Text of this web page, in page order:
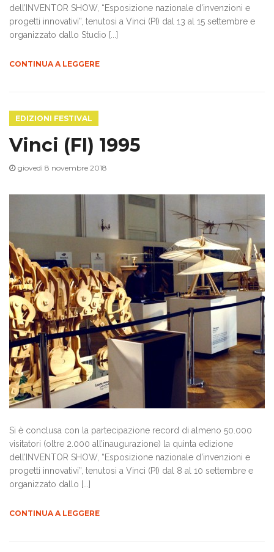
dell’INVENTOR SHOW, “Esposizione nazionale d'invenzioni e
progetti innovativi”, tenutosi a Vinci (PI) dal 13 al 15 settembre e
organizzato dallo Studio [...]
CONTINUA A LEGGERE
EDIZIONI FESTIVAL
Vinci (FI) 1995
giovedì 8 novembre 2018
Si è conclusa con la partecipazione record di almeno 50.000
visitatori (oltre 2.000 all’inaugurazione) la quinta edizione
dell’INVENTOR SHOW, “Esposizione nazionale d'invenzioni e
progetti innovativi”, tenutosi a Vinci (PI) dal 8 al 10 settembre e
organizzato dallo [...]
CONTINUA A LEGGERE